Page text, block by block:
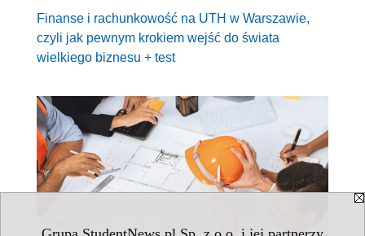
Finanse i rachunkowość na UTH w Warszawie,
czyli jak pewnym krokiem wejść do świata
wielkiego biznesu + test